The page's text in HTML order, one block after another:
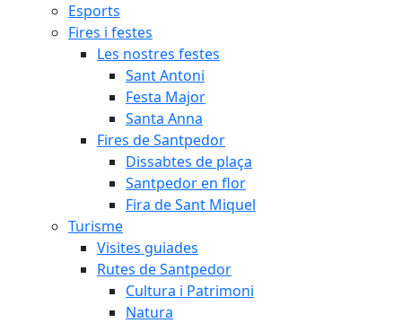
Esports
Fires i festes
Les nostres festes
Sant Antoni
Festa Major
Santa Anna
Fires de Santpedor
Dissabtes de plaça
Santpedor en flor
Fira de Sant Miquel
Turisme
Visites guiades
Rutes de Santpedor
Cultura i Patrimoni
Natura